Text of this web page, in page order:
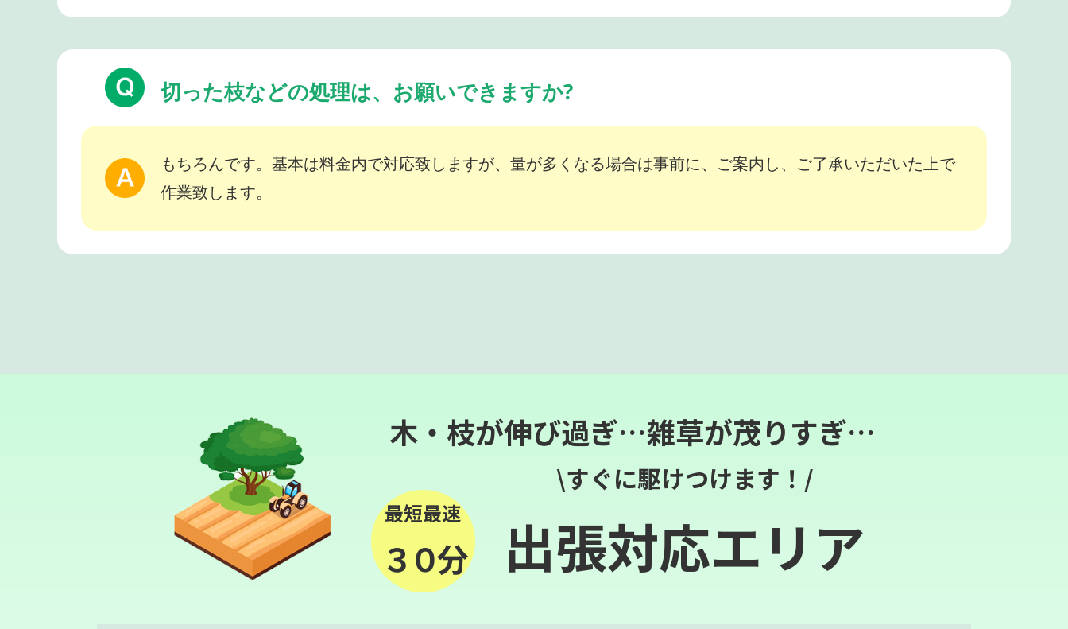
切った枝などの処理は、お願いできますか?
もちろんです。基本は料金内で対応致しますが、量が多くなる場合は事前に、ご案内し、ご了承いただいた上で
作業致します。
木・枝が伸び過ぎ…雑草が茂りすぎ…
最短最速
３０分
\すぐに駆けつけます！/
出張対応エリア